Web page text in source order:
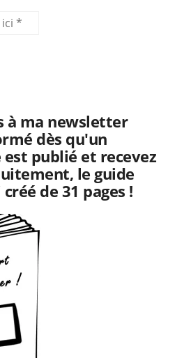
à ma newsletter
dès qu'un
publié et recevez
le guide
de 31 pages !